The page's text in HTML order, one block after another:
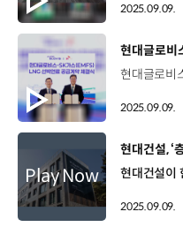
2025.09.09.
[동영상]
현대글로비
2025.09.09.
[동영상]
현대건설, ‘
2025.09.09.